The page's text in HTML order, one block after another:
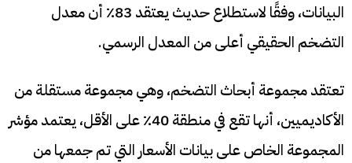
البيانات، وفقًا لاستطلاع حديث يعتقد 83٪ أن معدل
التضخم الحقيقي أعلى من المعدل الرسمي.
تعتقد مجموعة أبحاث التضخم، وهي مجموعة مستقلة من
الأكاديميين، أنها تقع في منطقة 40٪ على الأقل، يعتمد مؤشر
المجموعة الخاص على بيانات الأسعار التي تم جمعها من